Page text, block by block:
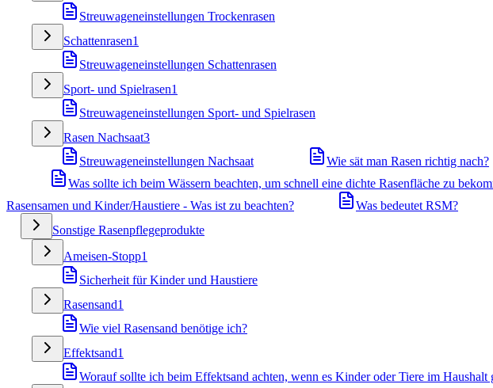
Streuwageneinstellungen Trockenrasen
Schattenrasen1
Streuwageneinstellungen Schattenrasen
Sport- und Spielrasen1
Streuwageneinstellungen Sport- und Spielrasen
Rasen Nachsaat3
Streuwageneinstellungen Nachsaat
Wie sät man Rasen richtig nach?
Was sollte ich beim Wässern beachten, um schnell eine dichte Rasenfläche zu
Rasensamen und Kinder/Haustiere - Was ist zu beachten?
Was bedeutet RSM?
Sonstige Rasenpflegeprodukte
Ameisen-Stopp1
Sicherheit für Kinder und Haustiere
Rasensand1
Wie viel Rasensand benötige ich?
Effektsand1
Worauf sollte ich beim Effektsand achten, wenn es Kinder oder Tiere im Haushalt